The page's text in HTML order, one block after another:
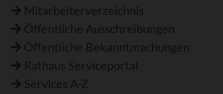
Mitarbeiterverzeichnis
Öffentliche Ausschreibungen
Öffentliche Bekanntmachungen
Rathaus Serviceportal
Services A-Z